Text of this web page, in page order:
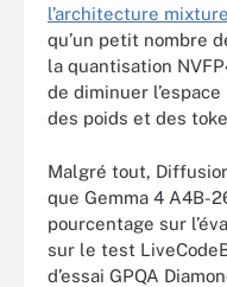
l’architecture
qu’un petit nombre
la quantisation
de diminuer
des poids et des
Malgré tout,
que Gemma 4 A4B-
pourcentage sur
sur le test
d’essai GPQA